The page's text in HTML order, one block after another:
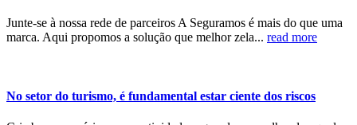
Junte-se à nossa rede de parceiros A Seguramos é mais do que uma
marca. Aqui propomos a solução que melhor zela... read more
No setor do turismo, é fundamental estar ciente dos riscos